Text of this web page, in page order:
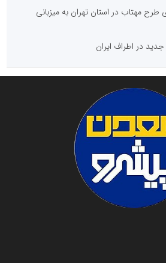
طرح مهتاب در استان تهران به میزبانی
در اطراف ایران